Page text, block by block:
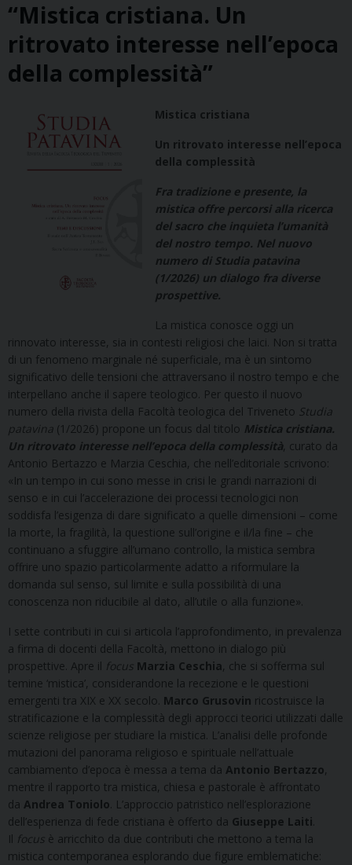
“Mistica cristiana. Un
ritrovato interesse nell’epoca
della complessità”
Mistica cristiana
Un ritrovato interesse nell’epoca
della complessità
Fra tradizione e presente, la
mistica offre percorsi alla ricerca
del sacro che inquieta l’umanità
del nostro tempo. Nel nuovo
numero di Studia patavina
(1/2026) un dialogo fra diverse
prospettive.
La mistica conosce oggi un
rinnovato interesse, sia in contesti religiosi che laici. Non si tratta
di un fenomeno marginale né superficiale, ma è un sintomo
significativo delle tensioni che attraversano il nostro tempo e che
interpellano anche il sapere teologico. Per questo il nuovo
numero della rivista della Facoltà teologica del Triveneto Studia
patavina (1/2026) propone un focus dal titolo Mistica cristiana.
Un ritrovato interesse nell’epoca della complessità, curato da
Antonio Bertazzo e Marzia Ceschia, che nell’editoriale scrivono:
«In un tempo in cui sono messe in crisi le grandi narrazioni di
senso e in cui l’accelerazione dei processi tecnologici non
soddisfa l’esigenza di dare significato a quelle dimensioni – come
la morte, la fragilità, la questione sull’origine e il/la fine – che
continuano a sfuggire all’umano controllo, la mistica sembra
offrire uno spazio particolarmente adatto a riformulare la
domanda sul senso, sul limite e sulla possibilità di una
conoscenza non riducibile al dato, all’utile o alla funzione».
I sette contributi in cui si articola l’approfondimento, in prevalenza
a firma di docenti della Facoltà, mettono in dialogo più
prospettive. Apre il focus Marzia Ceschia, che si sofferma sul
temine ‘mistica’, considerandone la recezione e le questioni
emergenti tra XIX e XX secolo. Marco Grusovin ricostruisce la
stratificazione e la complessità degli approcci teorici utilizzati dalle
scienze religiose per studiare la mistica. L’analisi delle profonde
mutazioni del panorama religioso e spirituale nell’attuale
cambiamento d’epoca è messa a tema da Antonio Bertazzo,
mentre il rapporto tra mistica, chiesa e pastorale è affrontato
da Andrea Toniolo. L’approccio patristico nell’esplorazione
dell’esperienza di fede cristiana è offerto da Giuseppe Laiti.
Il focus è arricchito da due contributi che mettono a tema la
mistica contemporanea esplorando due figure emblematiche: